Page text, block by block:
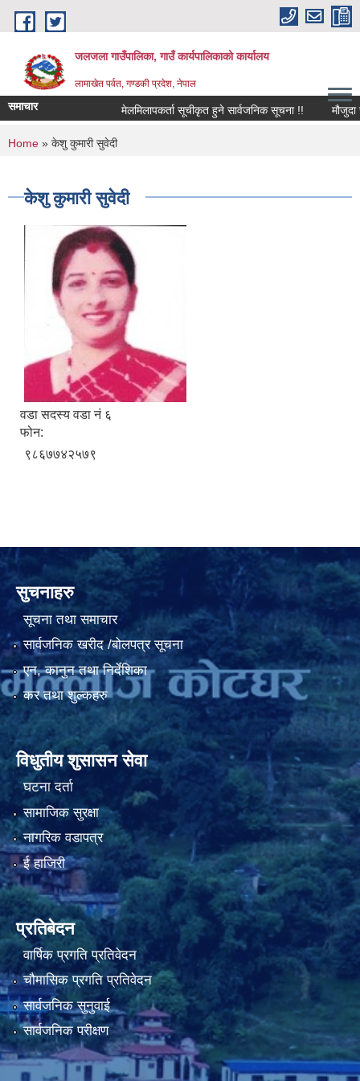
Skip to main content
जलजला गाउँपालिका, गाउँ कार्यपालिकाको कार्यालय
लामाखेत पर्वत, गण्डकी प्रदेश, नेपाल
नियमित खाेप केन्द्र विवरण
समाचार मेलमिलापकर्ता सूचीकृत हुने सार्वजनिक सूचना !! मौजुदा
You are here
Home » केशु कुमारी सुवेदी
केशु कुमारी सुवेदी
वडा सदस्य वडा नं ६
फोन:
९८६७७४२५७९
सुचनाहरु
सूचना तथा समाचार
सार्वजनिक खरीद /बोलपत्र सूचना
एन, कानुन तथा निर्देशिका
कर तथा शुल्कहरु
विधुतीय शुसासन सेवा
घटना दर्ता
सामाजिक सुरक्षा
नागरिक वडापत्र
ई हाजिरी
प्रतिबेदन
वार्षिक प्रगति प्रतिवेदन
चौमासिक प्रगति प्रतिवेदन
सार्वजनिक सुनुवाई
सार्वजनिक परीक्षण